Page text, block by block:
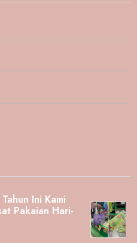
Ini Kami
Pakaian Hari-